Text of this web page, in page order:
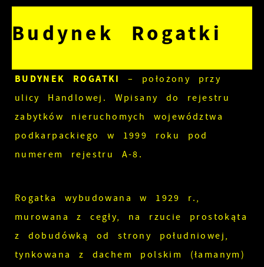
Budynek Rogatki
BUDYNEK ROGATKI
– położony przy
ulicy Handlowej. Wpisany do rejestru
zabytków nieruchomych województwa
podkarpackiego w 1999 roku pod
numerem rejestru A-8.
Rogatka wybudowana w 1929 r.,
murowana z cegły, na rzucie prostokąta
z dobudówką od strony południowej,
tynkowana z dachem polskim (łamanym)